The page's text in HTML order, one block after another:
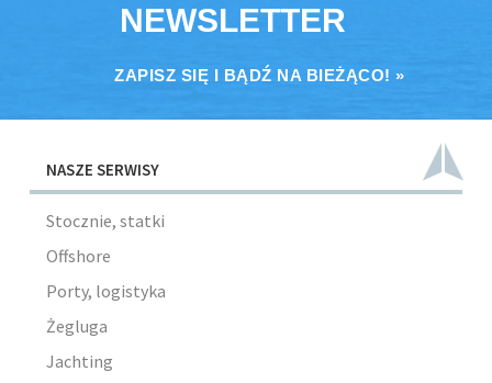
NEWSLETTER
ZAPISZ SIĘ I BĄDŹ NA BIEŻĄCO! »
NASZE SERWISY
Stocznie, statki
Offshore
Porty, logistyka
Żegluga
Jachting